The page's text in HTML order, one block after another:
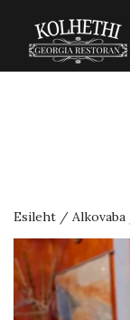
Esileht / Alkovaba